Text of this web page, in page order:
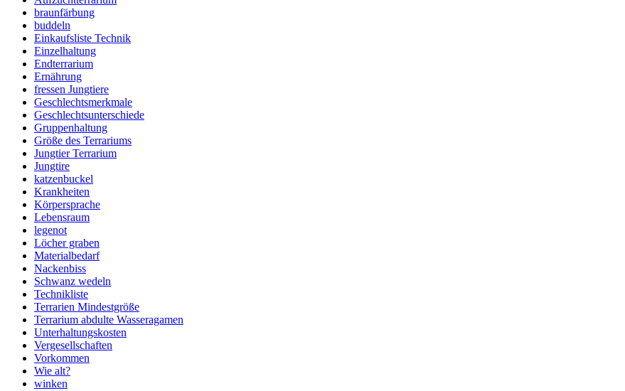
braunfärbung
buddeln
Einkaufsliste Technik
Einzelhaltung
Endterrarium
Ernährung
fressen Jungtiere
Geschlechtsmerkmale
Geschlechtsunterschiede
Gruppenhaltung
Größe des Terrariums
Jungtier Terrarium
Jungtire
katzenbuckel
Krankheiten
Körpersprache
Lebensraum
legenot
Löcher graben
Materialbedarf
Nackenbiss
Schwanz wedeln
Technikliste
Terrarien Mindestgröße
Terrarium abdulte Wasseragamen
Unterhaltungskosten
Vergesellschaften
Vorkommen
Wie alt?
winken